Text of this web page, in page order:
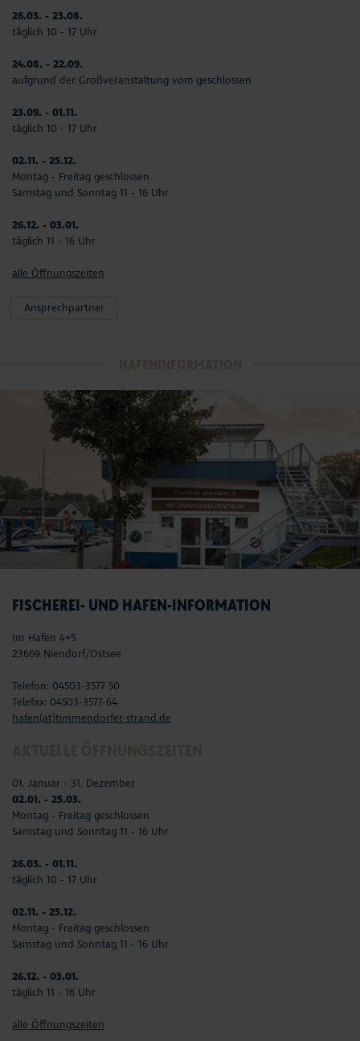
26.03. - 23.08.
täglich 10 - 17 Uhr
24.08. - 22.09.
aufgrund der Großveranstaltung vom geschlossen
23.09. - 01.11.
täglich 10 - 17 Uhr
02.11. - 25.12.
Montag - Freitag geschlossen
Samstag und Sonntag 11 - 16 Uhr
26.12. - 03.01.
täglich 11 - 16 Uhr
alle Öffnungszeiten
Ansprechpartner
FISCHEREI- UND HAFEN-INFORMATION
Im Hafen 4+5
23669 Niendorf/Ostsee
Telefon: 04503-3577 50
Telefax: 04503-3577-64
hafen(at)timmendorfer-strand.de
01. Januar - 31. Dezember
02.01. - 25.03.
Montag - Freitag geschlossen
Samstag und Sonntag 11 - 16 Uhr
26.03. - 01.11.
täglich 10 - 17 Uhr
02.11. - 25.12.
Montag - Freitag geschlossen
Samstag und Sonntag 11 - 16 Uhr
26.12. - 03.01.
täglich 11 - 16 Uhr
alle Öffnungszeiten